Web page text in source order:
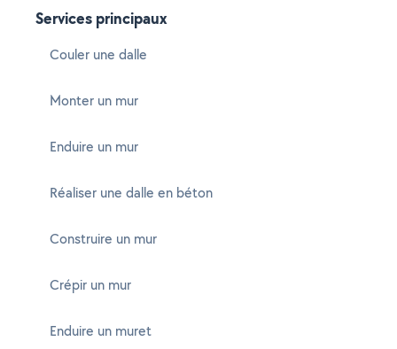
Services principaux
Couler une dalle
Monter un mur
Enduire un mur
Réaliser une dalle en béton
Construire un mur
Crépir un mur
Enduire un muret